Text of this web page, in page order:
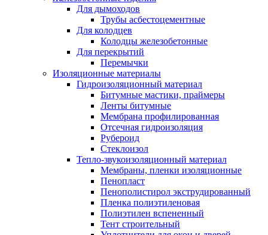
Для дымоходов
Трубы асбестоцементные
Для колодцев
Колодцы железобетонные
Для перекрытий
Перемычки
Изоляционные материалы
Гидроизоляционный материал
Битумные мастики, праймеры
Ленты битумные
Мембрана профилированная
Отсечная гидроизоляция
Рубероид
Стеклоизол
Тепло-звукоизоляционный материал
Мембраны, пленки изоляционные
Пенопласт
Пенополистирол экструдированный
Пленка полиэтиленовая
Полиэтилен вспененный
Тент строительный